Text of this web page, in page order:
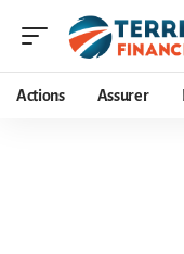
Actions Assurer